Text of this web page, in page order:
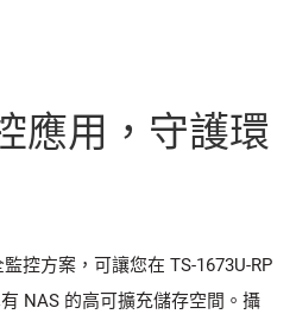
應用，守護環
控方案，可讓您在 TS-1673U-RP
NAS 的高可擴充儲存空間。攝